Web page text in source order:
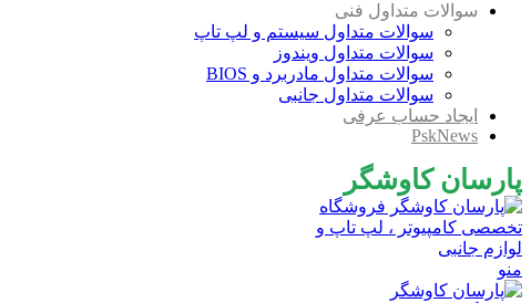
سوالات متداول فنی
سوالات متداول سیستم و لپ تاپ
سوالات متداول ویندوز
سوالات متداول مادربرد و BIOS
سوالات متداول جانبی
ایجاد حساب عرفی
PskNews
پارسان کاوشگر
منو